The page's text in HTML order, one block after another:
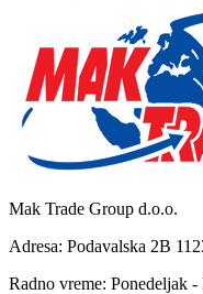
Mak Trade Group d.o.o.
Adresa: Podavalska 2B
Radno vreme: Ponedeljak